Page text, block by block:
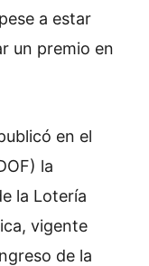
a estar
un premio en
en el
la
la Lotería
vigente
de la